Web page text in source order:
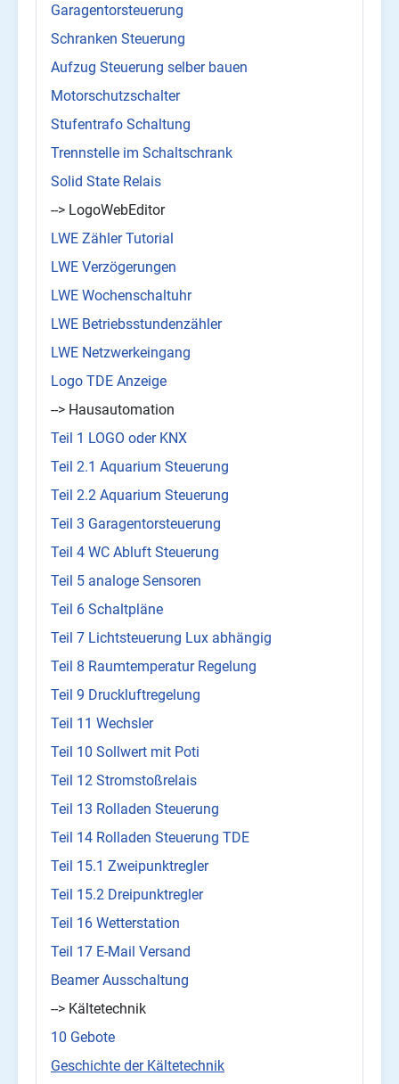
Garagentorsteuerung
Schranken Steuerung
Aufzug Steuerung selber bauen
Motorschutzschalter
Stufentrafo Schaltung
Trennstelle im Schaltschrank
Solid State Relais
--> LogoWebEditor
LWE Zähler Tutorial
LWE Verzögerungen
LWE Wochenschaltuhr
LWE Betriebsstundenzähler
LWE Netzwerkeingang
Logo TDE Anzeige
--> Hausautomation
Teil 1 LOGO oder KNX
Teil 2.1 Aquarium Steuerung
Teil 2.2 Aquarium Steuerung
Teil 3 Garagentorsteuerung
Teil 4 WC Abluft Steuerung
Teil 5 analoge Sensoren
Teil 6 Schaltpläne
Teil 7 Lichtsteuerung Lux abhängig
Teil 8 Raumtemperatur Regelung
Teil 9 Druckluftregelung
Teil 11 Wechsler
Teil 10 Sollwert mit Poti
Teil 12 Stromstoßrelais
Teil 13 Rolladen Steuerung
Teil 14 Rolladen Steuerung TDE
Teil 15.1 Zweipunktregler
Teil 15.2 Dreipunktregler
Teil 16 Wetterstation
Teil 17 E-Mail Versand
Beamer Ausschaltung
--> Kältetechnik
10 Gebote
Geschichte der Kältetechnik